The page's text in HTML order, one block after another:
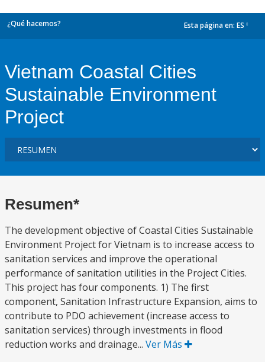
¿Qué hacemos? Esta página en: ES
Vietnam Coastal Cities
Sustainable Environment
Project
Resumen*
The development objective of Coastal Cities Sustainable
Environment Project for Vietnam is to increase access to
sanitation services and improve the operational
performance of sanitation utilities in the Project Cities.
This project has four components. 1) The first
component, Sanitation Infrastructure Expansion, aims to
contribute to PDO achievement (increase access to
sanitation services) through investments in flood
reduction works and drainage... Ver Más